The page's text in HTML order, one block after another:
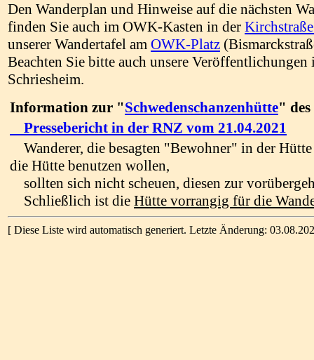
Den Wanderplan und Hinweise auf die nächsten
finden Sie auch im OWK-Kasten in der
unserer Wandertafel am OWK-Platz
Beachten Sie bitte auch unsere
Schriesheim.
Information zur "Schwedenschanzenhütte"
Pressebericht in der RNZ vom 21.04.2021
Wanderer, die besagten "Bewohner" in der
die Hütte benutzen wollen,
sollten sich nicht scheuen, diesen zur
Schließlich ist die Hütte vorrangig für die
[ Diese Liste wird automatisch generiert. Letzte Änderung: